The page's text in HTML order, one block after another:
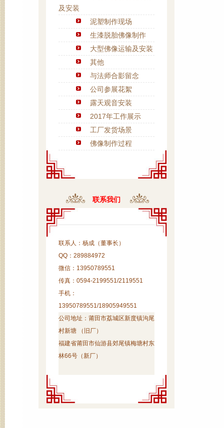
及安装
泥塑制作现场
生漆脱胎佛像制作
大型佛像运输及安装
其他
与法师合影留念
公司参展花絮
露天观音安装
2017年工作展示
工厂发货场景
佛像制作过程
联系我们
联系人：杨成（董事长）
QQ：289884972
微信：13950789551
传真：0594-2199551/2119551
手机：
13950789551/18905949551
公司地址： 莆田市荔城区新度镇沟尾
村新塘 （旧厂）
福建省莆田市仙游县郊尾镇梅塘村东
林66号（新厂）